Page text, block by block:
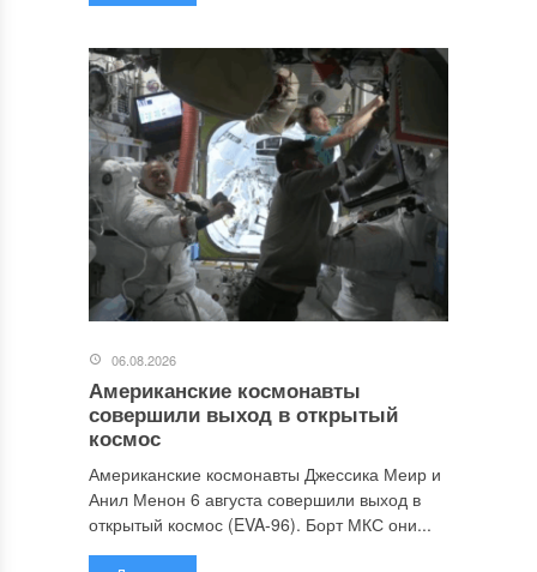
06.08.2026
Американские космонавты
совершили выход в открытый
космос
Американские космонавты Джессика Меир и
Анил Менон 6 августа совершили выход в
открытый космос (EVA-96). Борт МКС они...